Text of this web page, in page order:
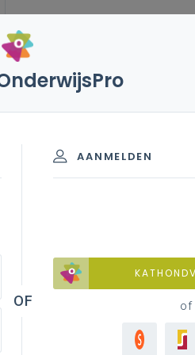
NARIC-
die overigens wel heel
zake van minister Demir
AANMELDEN
of